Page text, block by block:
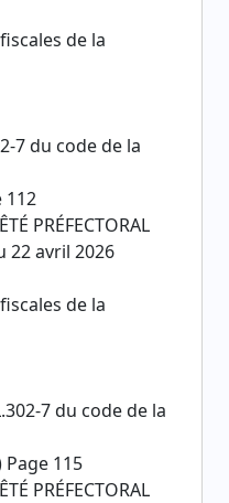
de la
7 du code de la
112
PRÉFECTORAL
22 avril 2026
de la
7 du code de la
115
PRÉFECTORAL